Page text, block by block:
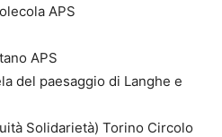
APS
APS
del paesaggio di Langhe e
Solidarietà) Torino Circolo